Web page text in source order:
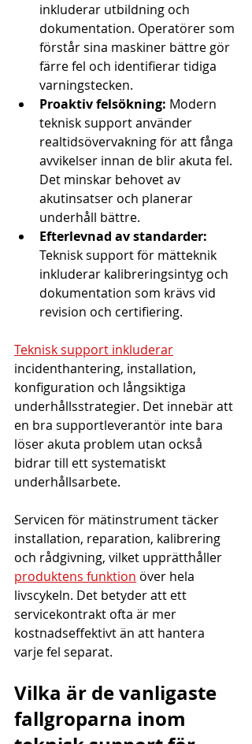
inkluderar utbildning och
dokumentation. Operatörer som
förstår sina maskiner bättre gör
färre fel och identifierar tidiga
varningstecken.
Proaktiv felsökning: Modern
teknisk support använder
realtidsövervakning för att fånga
avvikelser innan de blir akuta fel.
Det minskar behovet av
akutinsatser och planerar
underhåll bättre.
Efterlevnad av standarder:
Teknisk support för mätteknik
inkluderar kalibreringsintyg och
dokumentation som krävs vid
revision och certifiering.
Teknisk support inkluderar
incidenthantering, installation,
konfiguration och långsiktiga
underhållsstrategier. Det innebär att
en bra supportleverantör inte bara
löser akuta problem utan också
bidrar till ett systematiskt
underhållsarbete.
Servicen för mätinstrument täcker
installation, reparation, kalibrering
och rådgivning, vilket upprätthåller
produktens funktion över hela
livscykeln. Det betyder att ett
servicekontrakt ofta är mer
kostnadseffektivt än att hantera
varje fel separat.
Vilka är de vanligaste
fallgroparna inom